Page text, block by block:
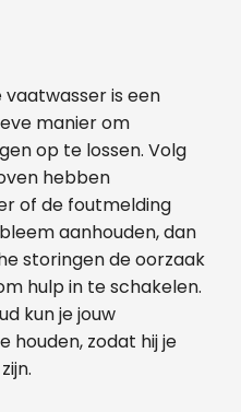
is een
manier om
op te lossen. Volg
hebben
of de foutmelding
aanhouden, dan
storingen de oorzaak
hulp in te schakelen.
kun je jouw
houden, zodat hij je